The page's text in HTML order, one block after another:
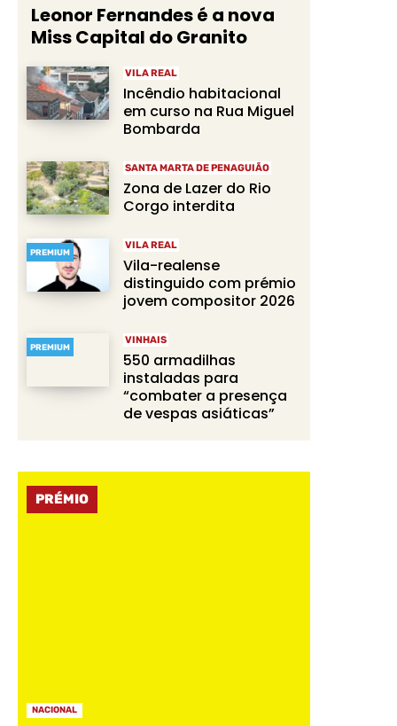
Leonor Fernandes é a nova
Miss Capital do Granito
VILA REAL
Incêndio habitacional
em curso na Rua Miguel
Bombarda
SANTA MARTA DE PENAGUIÃO
Zona de Lazer do Rio
Corgo interdita
PREMIUM
VILA REAL
Vila-realense
distinguido com prémio
jovem compositor 2026
PREMIUM
VINHAIS
550 armadilhas
instaladas para
“combater a presença
de vespas asiáticas”
PRÉMIO
NACIONAL